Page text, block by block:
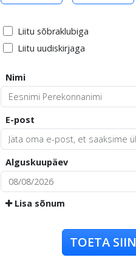
Liitu sõbraklubiga
Liitu uudiskirjaga
Nimi
E-post
Alguskuupäev
Lisa sõnum
TOETA SIIN